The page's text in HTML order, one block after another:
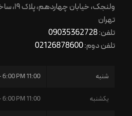
ولنجک، خیابان چهاردهم، پلاک ۱۹، ساختمان هوما، واحد ۵۰۴
تهران
تلفن:09035362728
تلفن دوم:02126878600
شنبه 11:00 AM - 6:00 PM
یکشنبه 11:00 AM - 6:00 PM